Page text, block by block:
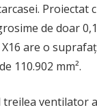
Proiectat
de doar
are o
110.902 mm².
treilea ventilator